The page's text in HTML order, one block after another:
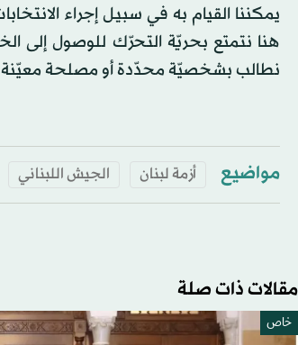
يمكننا القيام به في سبيل إجراء
هنا نتمتع بحريّة التحرّك للوصول إلى
نطالب بشخصيّة محدّدة أو مصلحة
مواضيع أزمة لبنان الجيش اللبناني
مقالات ذات صلة
خاص